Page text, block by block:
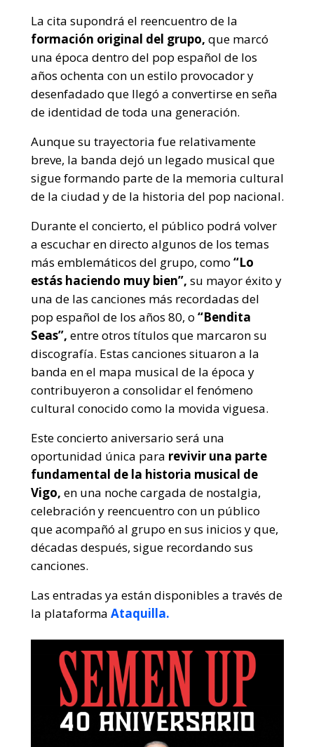
La cita supondrá el reencuentro de la
formación original del grupo, que marcó
una época dentro del pop español de los
años ochenta con un estilo provocador y
desenfadado que llegó a convertirse en seña
de identidad de toda una generación.
Aunque su trayectoria fue relativamente
breve, la banda dejó un legado musical que
sigue formando parte de la memoria cultural
de la ciudad y de la historia del pop nacional.
Durante el concierto, el público podrá volver
a escuchar en directo algunos de los temas
más emblemáticos del grupo, como “Lo
estás haciendo muy bien”, su mayor éxito y
una de las canciones más recordadas del
pop español de los años 80, o “Bendita
Seas”, entre otros títulos que marcaron su
discografía. Estas canciones situaron a la
banda en el mapa musical de la época y
contribuyeron a consolidar el fenómeno
cultural conocido como la movida viguesa.
Este concierto aniversario será una
oportunidad única para revivir una parte
fundamental de la historia musical de
Vigo, en una noche cargada de nostalgia,
celebración y reencuentro con un público
que acompañó al grupo en sus inicios y que,
décadas después, sigue recordando sus
canciones.
Las entradas ya están disponibles a través de
la plataforma Ataquilla.